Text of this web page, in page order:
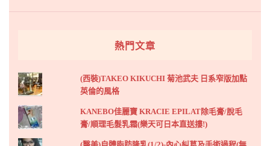
熱門文章
(西裝)TAKEO KIKUCHI 菊池武夫 日系窄版加點
英倫的風格
KANEBO佳麗寶 KRACIE EPILAT除毛膏/脫毛
膏/順理毛髮乳霜(樂天可日本直送摟!)